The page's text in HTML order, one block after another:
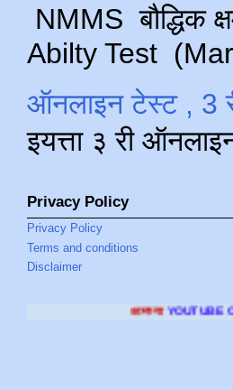
NMMS बौद्धिक
Abilty Test
ऑनलाइन टेस्ट , 3
इयत्ता ३ री
Privacy Policy
Privacy Policy
Terms and conditions
Disclaimer
YOUTUBE CHANNELला भेट